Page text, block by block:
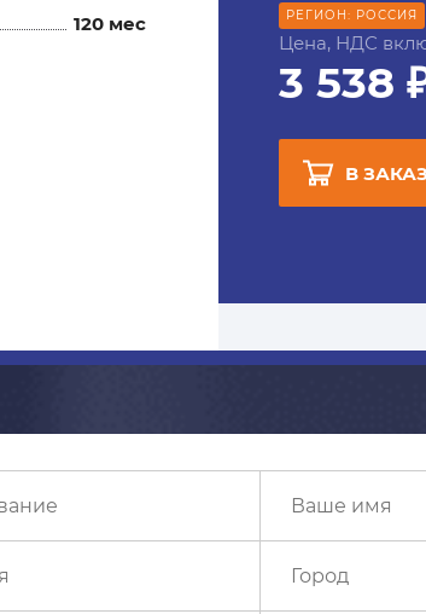
120 мес РЕГИОН: РОССИЯ
Цена, НДС
3 538
В